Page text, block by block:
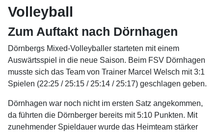
Volleyball
Zum Auftakt nach Dörnhagen
Dörnbergs Mixed-Volleyballer starteten mit einem
Auswärtsspiel in die neue Saison. Beim FSV Dörnhagen
musste sich das Team von Trainer Marcel Welsch mit 3:1
Spielen (22:25 / 25:15 / 25:14 / 25:17) geschlagen geben.
Dörnhagen war noch nicht im ersten Satz angekommen,
da führten die Dörnberger bereits mit 5:10 Punkten. Mit
zunehmender Spieldauer wurde das Heimteam stärker